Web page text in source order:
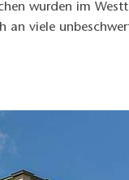
wurden im
an viele